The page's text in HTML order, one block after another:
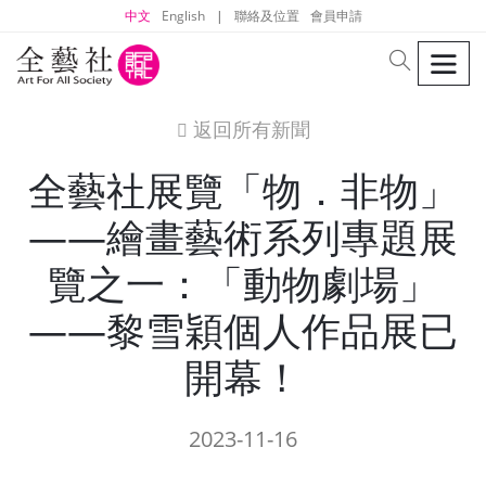
中文 English | 聯絡及位置 會員申請
search
icon
返回所有新聞
全藝社展覽「物．非物」
——繪畫藝術系列專題展
覽之一：「動物劇場」
——黎雪穎個人作品展已
開幕！
2023-11-16